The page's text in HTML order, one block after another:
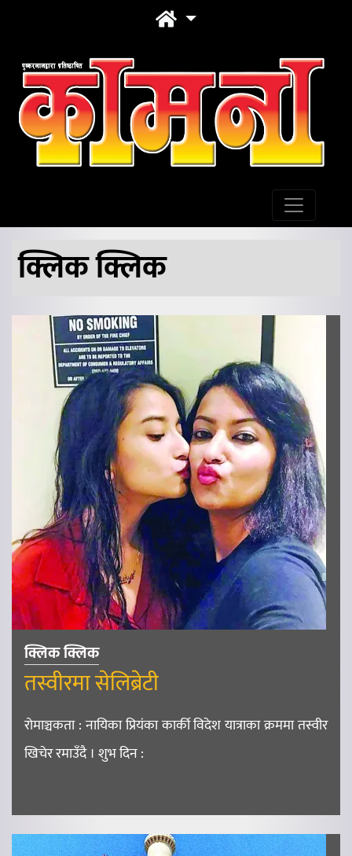
क्लिक क्लिक
क्लिक क्लिक
तस्वीरमा सेलिब्रेटी
रोमाञ्चकता : नायिका प्रियंका कार्की विदेश यात्राका क्रममा तस्वीर
खिचेर रमाउँदै । शुभ दिन :